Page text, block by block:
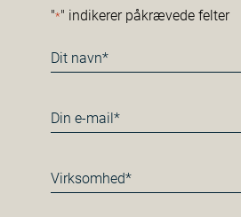
"*" indikerer påkrævede felter
Navn
*
E-
mail
Virksomhed*
*